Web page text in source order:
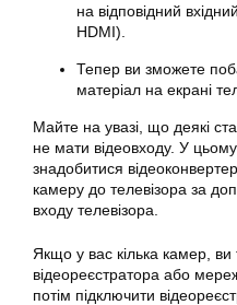
на відповідний
HDMI).
Тепер ви зможете
матеріал на екрані
Майте на увазі, що деякі
не мати відеовходу. У
знадобитися
камеру до телевізора за
входу телевізора.
Якщо у вас кілька камер,
відеореєстратора або
потім підключити